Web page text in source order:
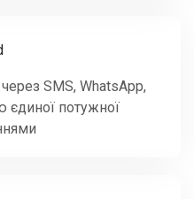
SMS, WhatsApp,
єдиної потужної